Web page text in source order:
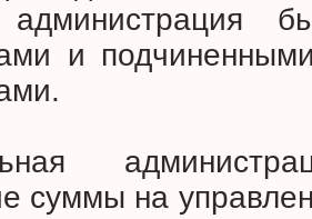
и
суммы на